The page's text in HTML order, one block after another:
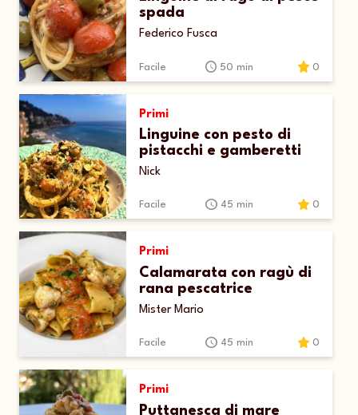
spada
Federico Fusca
Facile 50 min 0
Primi
Linguine con pesto di
pistacchi e gamberetti
Nick
Facile 45 min 0
Primi
Calamarata con ragù di
rana pescatrice
Mister Mario
Facile 45 min 0
Primi
Puttanesca di mare